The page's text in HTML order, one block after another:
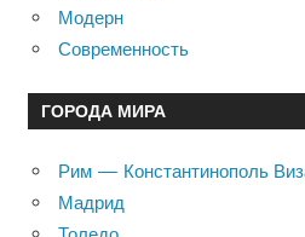
Модерн
Современность
ГОРОДА МИРА
Рим — Константинополь
Мадрид